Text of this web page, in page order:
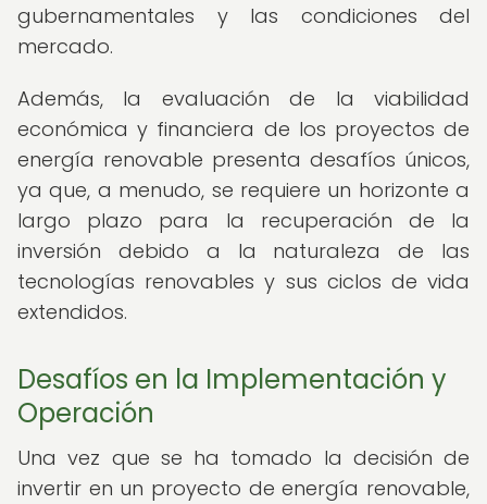
gubernamentales y las condiciones del
mercado.
Además, la evaluación de la viabilidad
económica y financiera de los proyectos de
energía renovable presenta desafíos únicos,
ya que, a menudo, se requiere un horizonte a
largo plazo para la recuperación de la
inversión debido a la naturaleza de las
tecnologías renovables y sus ciclos de vida
extendidos.
Desafíos en la Implementación y
Operación
Una vez que se ha tomado la decisión de
invertir en un proyecto de energía renovable,